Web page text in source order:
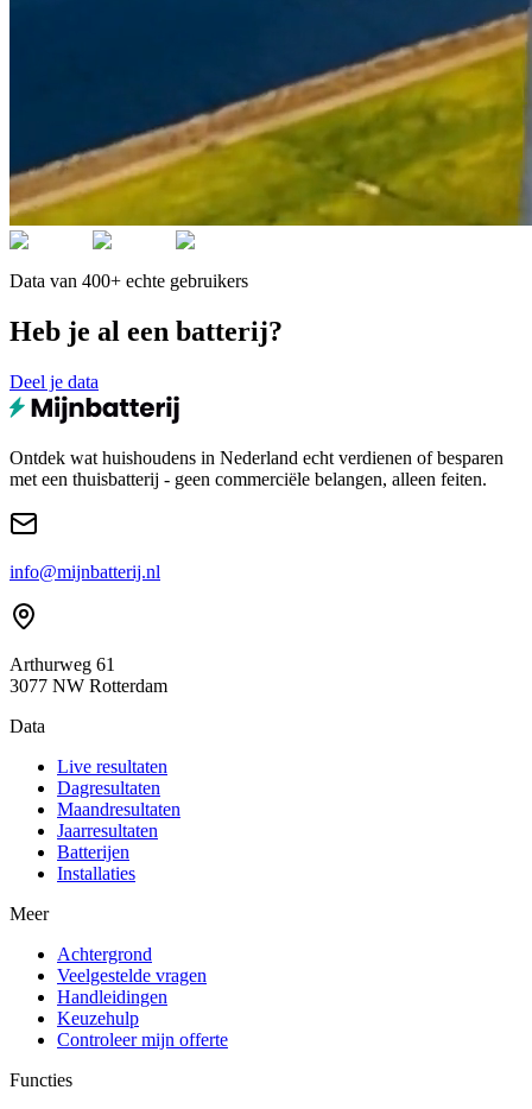
Data van 400+ echte gebruikers
Heb je al een batterij?
Deel je data
Ontdek wat huishoudens in Nederland echt verdienen of besparen
met een thuisbatterij - geen commerciële belangen, alleen feiten.
info@mijnbatterij.nl
Arthurweg 61
3077 NW Rotterdam
Data
Live resultaten
Dagresultaten
Maandresultaten
Jaarresultaten
Batterijen
Installaties
Meer
Achtergrond
Veelgestelde vragen
Handleidingen
Keuzehulp
Controleer mijn offerte
Functies